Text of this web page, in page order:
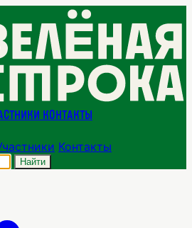
Контакты
Контакты
Найти